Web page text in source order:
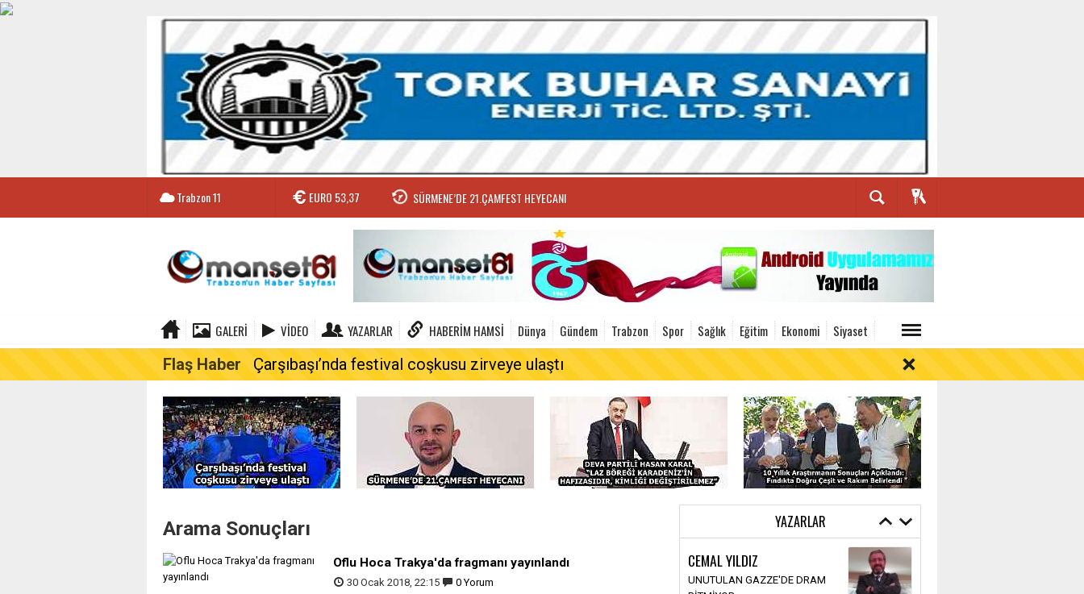
Trabzon11 EURO53,37 SÜRMENE’DE 21.ÇAMFEST HEYECANI
GALERI VIDEO YAZARLAR HABERIM HAMSI Dünya Gündem Trabzon Spor Sağlık Eğitim Ekonomi Siyaset
Flaş Haber Çarşıbaşı’nda festival coşkusu zirveye ulaştı
Arama Sonuçları
Oflu Hoca Trakya'da fragmanı yayınlandı
30 Ocak 2018, 22:15 0 Yorum
YAZARLAR
CEMAL YILDIZ
UNUTULAN GAZZE'DE DRAM